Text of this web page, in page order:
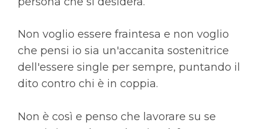
Non voglio essere fraintesa e non voglio
che pensi io sia un'accanita sostenitrice
dell'essere single per sempre, puntando il
dito contro chi è in coppia.
Non è così e penso che lavorare su se